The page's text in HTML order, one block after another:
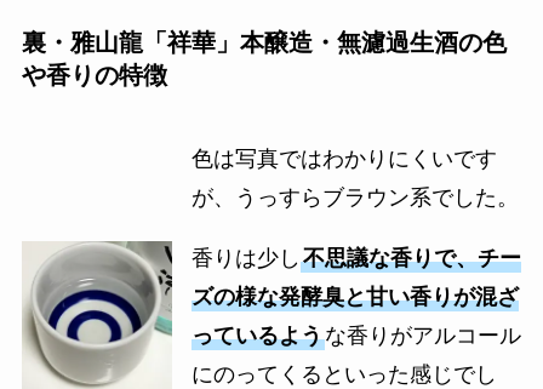
裏・雅山龍「祥華」本醸造・無濾過生酒の色
や香りの特徴
色は写真ではわかりにくいです
が、うっすらブラウン系でした。
香りは少し 不思議な香りで、チー
ズの様な発酵臭と甘い香りが混ざ
っているような香りがアルコール
にのってくるといった感じでし